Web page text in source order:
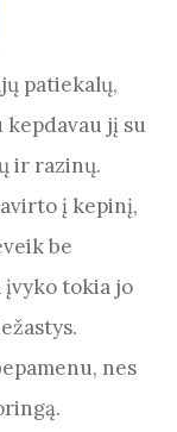
patiekalų,
jį su
ir razinų.
į kepinį,
be
įvyko tokia jo
nes